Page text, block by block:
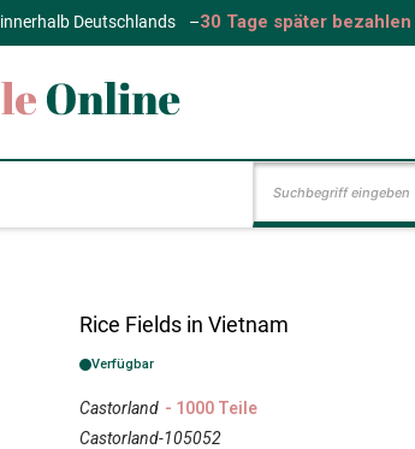
innerhalb Deutschlands –30 Tage später bezahlen
Rice Fields in Vietnam
Verfügbar
Castorland - 1000 Teile
Castorland-105052